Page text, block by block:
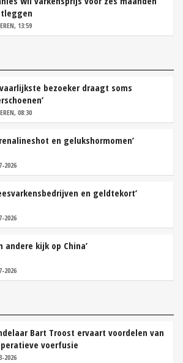
13:59
bezoeker draagt soms
08:30
en gelukshormomen’
2026
en geldtekort’
2026
andere kijk op China’
2026
Bart Troost ervaart voordelen van
voerfusie
2026